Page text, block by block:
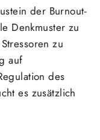
der Burnout-
Denkmuster zu
zu
auf
des
es zusätzlich